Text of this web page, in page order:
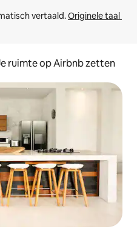
vertaald. Originele taal
ruimte op Airbnb zetten